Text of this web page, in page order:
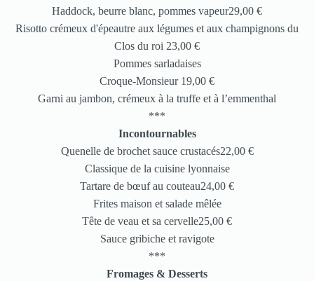
Haddock, beurre blanc, pommes vapeur29,00 €
Risotto crémeux d'épeautre aux légumes et aux champignons du
Clos du roi 23,00 €
Pommes sarladaises
Croque-Monsieur 19,00 €
Garni au jambon, crémeux à la truffe et à l’emmenthal
***
Incontournables
Quenelle de brochet sauce crustacés22,00 €
Classique de la cuisine lyonnaise
Tartare de bœuf au couteau24,00 €
Frites maison et salade mêlée
Tête de veau et sa cervelle25,00 €
Sauce gribiche et ravigote
***
Fromages & Desserts